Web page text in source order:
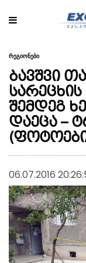
რეგიონები
ბავშვი
შემდეგ
დაეცა –
06.07.2016